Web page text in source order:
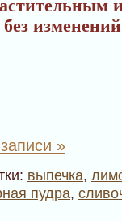
»
выпечка,
пудра,